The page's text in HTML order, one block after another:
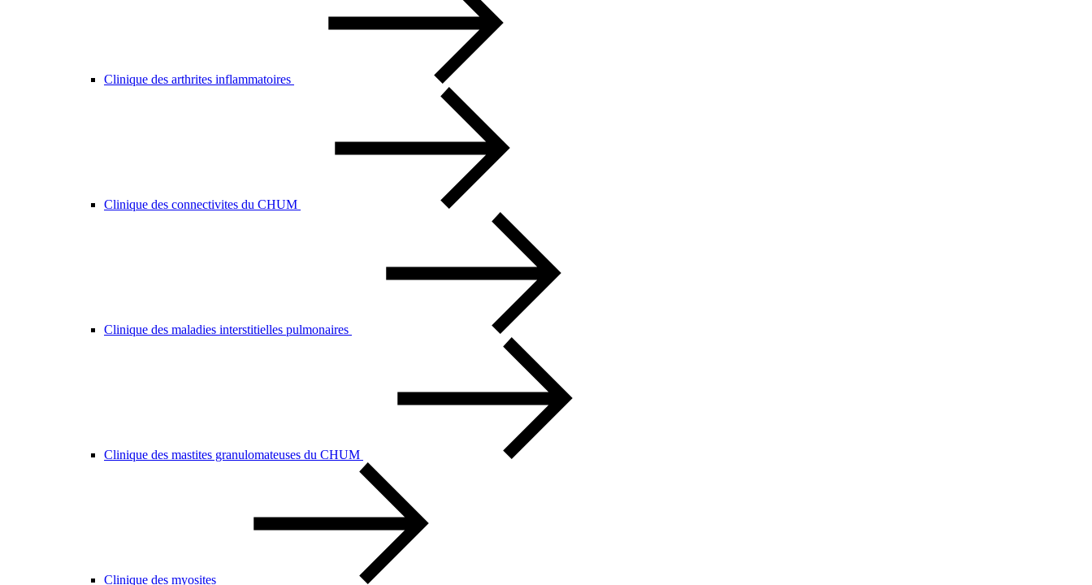
Clinique des arthrites inflammatoires
Clinique des connectivites du CHUM
Clinique des maladies interstitielles pulmonaires
Clinique des mastites granulomateuses du CHUM
Clinique des myosites